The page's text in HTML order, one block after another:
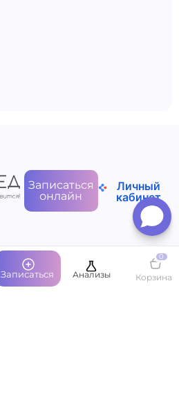
Записаться
онлайн
Личный
кабинет
Записаться Анализы
0
Корзина